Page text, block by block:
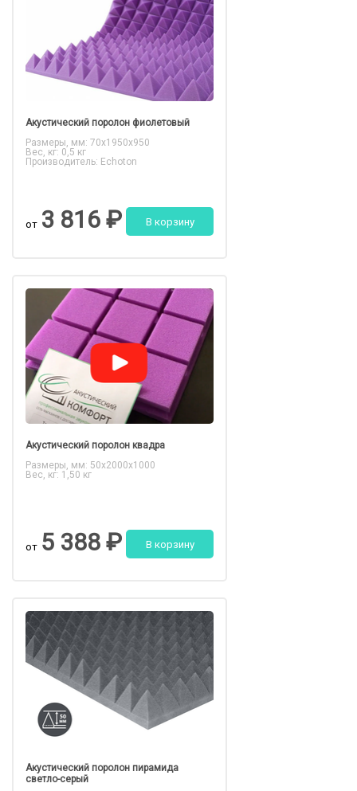
Акустический поролон фиолетовый
Размеры, мм: 70x1950x950
Вес, кг: 0,5 кг
Производитель: Echoton
от 3 816 ₽ В корзину
Акустический поролон квадра
Размеры, мм: 50x2000x1000
Вес, кг: 1,50 кг
от 5 388 ₽ В корзину
Акустический поролон пирамида
светло-серый